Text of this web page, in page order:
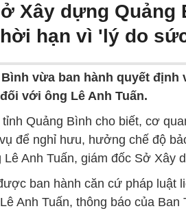
Xây dựng
hạn vì 'lý do
Bình vừa ban hành quyết
với ông Lê Anh Tuấn.
Quảng Bình cho biết, cơ
để nghỉ hưu, hưởng chế độ
Lê Anh Tuấn, giám đốc Sở Xây
ban hành căn cứ pháp luật
Anh Tuấn, thông báo của